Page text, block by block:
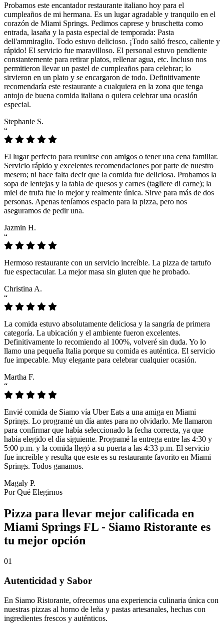
Probamos este encantador restaurante italiano hoy para el
cumpleaños de mi hermana. Es un lugar agradable y tranquilo en el
corazón de Miami Springs. Pedimos caprese y bruschetta como
entrada, lasaña y la pasta especial de temporada: Pasta
dell'ammiraglio. Todo estuvo delicioso. ¡Todo salió fresco, caliente y
rápido! El servicio fue maravilloso. El personal estuvo pendiente
constantemente para retirar platos, rellenar agua, etc. Incluso nos
permitieron llevar un pastel de cumpleaños para celebrar; lo
sirvieron en un plato y se encargaron de todo. Definitivamente
recomendaría este restaurante a cualquiera en la zona que tenga
antojo de buena comida italiana o quiera celebrar una ocasión
especial.
Stephanie S.
“
El lugar perfecto para reunirse con amigos o tener una cena familiar.
Servicio rápido y excelentes recomendaciones por parte de nuestro
mesero; ni hace falta decir que la comida fue deliciosa. Probamos la
sopa de lentejas y la tabla de quesos y carnes (tagliere di carne); la
miel de trufa fue lo mejor y realmente única. Sirve para más de dos
personas. Apenas teníamos espacio para la pizza, pero nos
aseguramos de pedir una.
Jazmin H.
“
Hermoso restaurante con un servicio increíble. La pizza de tartufo
fue espectacular. La mejor masa sin gluten que he probado.
Christina A.
“
La comida estuvo absolutamente deliciosa y la sangría de primera
categoría. La ubicación y el ambiente fueron excelentes.
Definitivamente lo recomiendo al 100%, volveré sin duda. Yo lo
llamo una pequeña Italia porque su comida es auténtica. El servicio
fue impecable. Muy elegante para celebrar cualquier ocasión.
Martha F.
“
Envié comida de Siamo vía Uber Eats a una amiga en Miami
Springs. Lo programé un día antes para no olvidarlo. Me llamaron
para confirmar que había seleccionado la fecha correcta, ya que
había elegido el día siguiente. Programé la entrega entre las 4:30 y
5:00 p.m. y la comida llegó a su puerta a las 4:33 p.m. El servicio
fue increíble y resulta que este es su restaurante favorito en Miami
Springs. Todos ganamos.
Magaly P.
Por Qué Elegirnos
Pizza para llevar mejor calificada en
Miami Springs FL - Siamo Ristorante es
tu mejor opción
01
Autenticidad y Sabor
En Siamo Ristorante, ofrecemos una experiencia culinaria única con
nuestras pizzas al horno de leña y pastas artesanales, hechas con
ingredientes frescos y auténticos.